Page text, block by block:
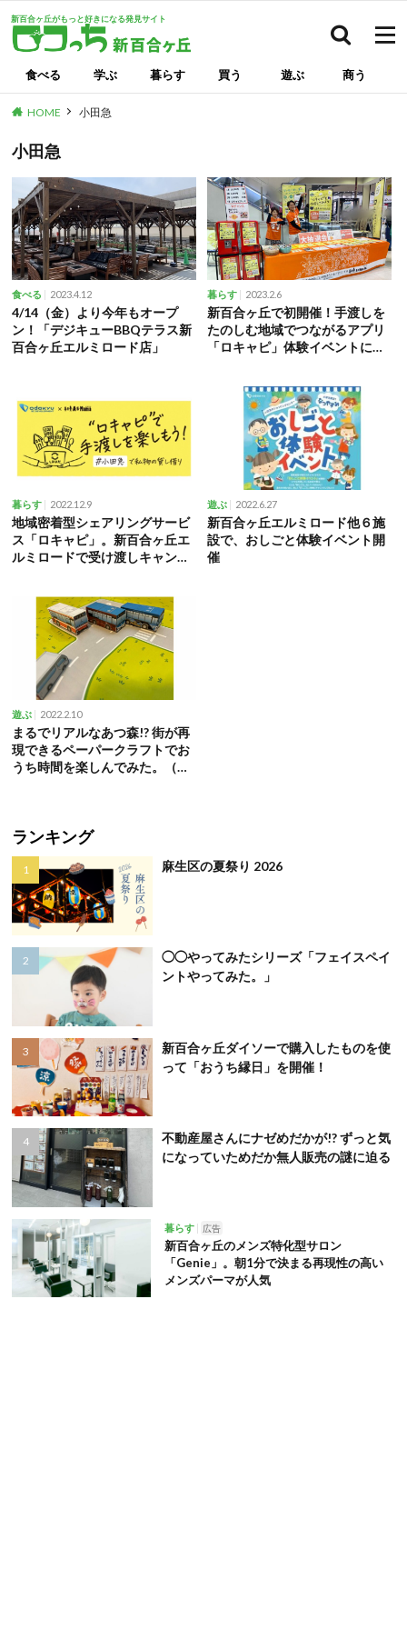
新百合ヶ丘がもっと好きになる発見サイト
食べる 学ぶ 暮らす 買う 遊ぶ 商う
HOME 小田急
小田急
食べる 2023.4.12
4/14（金）より今年もオープ
ン！「デジキューBBQテラス新
百合ヶ丘エルミロード店」
暮らす 2023.2.6
新百合ヶ丘で初開催！手渡しを
たのしむ地域でつながるアプリ
「ロキャピ」体験イベントに参
暮らす 2022.12.9
地域密着型シェアリングサービ
ス「ロキャピ」。新百合ヶ丘エ
ルミロードで受け渡しキャンペ
遊ぶ 2022.6.27
新百合ヶ丘エルミロード他６施
設で、おしごと体験イベント開
催
遊ぶ 2022.2.10
まるでリアルなあつ森!? 街が再
現できるペーパークラフトでお
うち時間を楽しんでみた。（川
ランキング
麻生区の夏祭り 2026
◯◯やってみたシリーズ「フェイスペイ
ントやってみた。」
新百合ヶ丘ダイソーで購入したものを使
って「おうち縁日」を開催！
不動産屋さんにナゼめだかが!? ずっと気
になっていためだか無人販売の謎に迫る
暮らす 広告
新百合ヶ丘のメンズ特化型サロン
「Genie」。朝1分で決まる再現性の高い
メンズパーマが人気